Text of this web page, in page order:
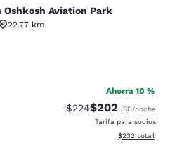
Aviation Park
Aviation Park
22.77 km
4.01 estrellas. Muy bueno. 304 reseñas
Ahorra 10 %
Tarifa tachada:
$224Tarifa reducida:
$202USD/noche
Tarifa para socios
Ver detalles
$232 total